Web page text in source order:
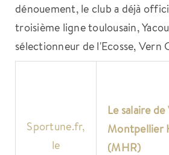
dénouement, le club a déjà
troisième ligne toulousain,
sélectionneur de l'Ecosse, Vern
Sportune.fr,
le
Le salaire
Montpellier
(MHR)